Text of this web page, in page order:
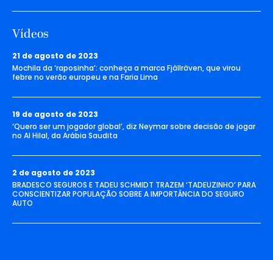
Vídeos
21 de agosto de 2023
Mochila da ‘raposinha’: conheça a marca Fjällräven, que virou
febre no verão europeu e na Faria Lima
19 de agosto de 2023
‘Quero ser um jogador global’, diz Neymar sobre decisão de jogar
no Al Hilal, da Arábia Saudita
2 de agosto de 2023
BRADESCO SEGUROS E TADEU SCHMIDT TRAZEM ‘TADEUZINHO’ PARA
CONSCIENTIZAR POPULAÇÃO SOBRE A IMPORTÂNCIA DO SEGURO
AUTO